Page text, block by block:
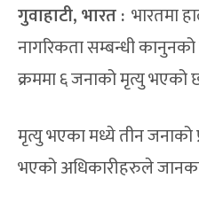
गुवाहाटी, भारत : भारतमा
नागरिकता सम्बन्धी
क्रममा ६ जनाको मृत्यु भएको
मृत्यु भएका मध्ये तीन जनाको
भएको अधिकारीहरुले